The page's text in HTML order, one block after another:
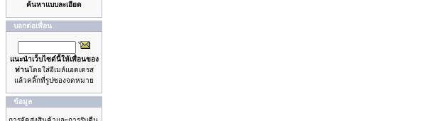
ค้นหาแบบละเอียด
บอกต่อเพื่อน
แนะนำเว็บไซด์นี้ให้เพื่อนของ
ท่านโดยใส่อีเมล์แอดเดรส
แล้วคลิ๊กที่รูปซองจดหมาย
ข้อมูล